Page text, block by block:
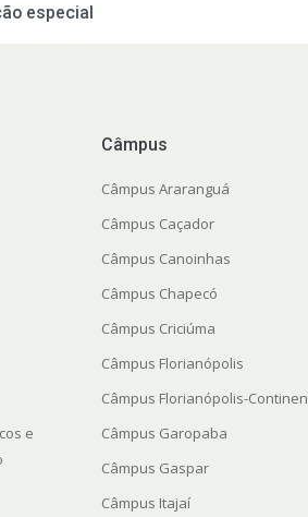
especial
e
Câmpus
Câmpus Araranguá
Câmpus Caçador
Câmpus Canoinhas
Câmpus Chapecó
Câmpus Criciúma
Câmpus Florianópolis
Câmpus Florianópolis-
Câmpus Garopaba
Câmpus Gaspar
Câmpus Itajaí